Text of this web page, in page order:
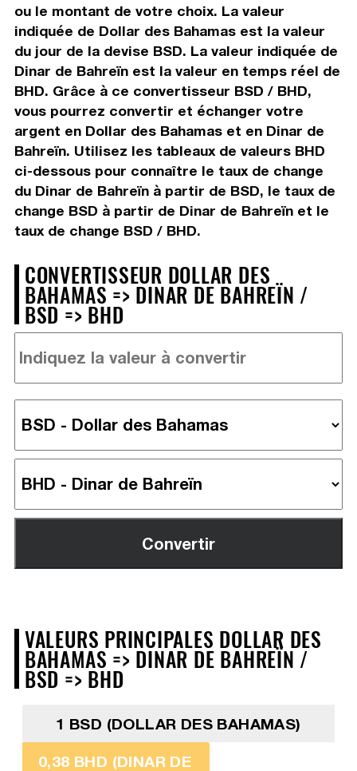
ou le montant de votre choix. La valeur
indiquée de Dollar des Bahamas est la valeur
du jour de la devise BSD. La valeur indiquée de
Dinar de Bahreïn est la valeur en temps réel de
BHD. Grâce à ce convertisseur BSD / BHD,
vous pourrez convertir et échanger votre
argent en Dollar des Bahamas et en Dinar de
Bahreïn. Utilisez les tableaux de valeurs BHD
ci-dessous pour connaître le taux de change
du Dinar de Bahreïn à partir de BSD, le taux de
change BSD à partir de Dinar de Bahreïn et le
taux de change BSD / BHD.
CONVERTISSEUR DOLLAR DES
BAHAMAS => DINAR DE BAHREÏN /
BSD => BHD
VALEURS PRINCIPALES DOLLAR DES
BAHAMAS => DINAR DE BAHREÏN /
BSD => BHD
1 BSD (DOLLAR DES BAHAMAS)
0,38 BHD (DINAR DE